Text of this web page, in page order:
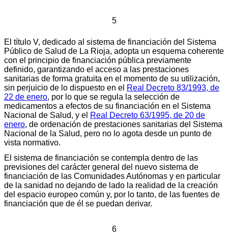
5
El título V, dedicado al sistema de financiación del Sistema
Público de Salud de La Rioja, adopta un esquema coherente
con el principio de financiación pública previamente
definido, garantizando el acceso a las prestaciones
sanitarias de forma gratuita en el momento de su utilización,
sin perjuicio de lo dispuesto en el Real Decreto 83/1993, de
22 de enero, por lo que se regula la selección de
medicamentos a efectos de su financiación en el Sistema
Nacional de Salud, y el Real Decreto 63/1995, de 20 de
enero, de ordenación de prestaciones sanitarias del Sistema
Nacional de la Salud, pero no lo agota desde un punto de
vista normativo.
El sistema de financiación se contempla dentro de las
previsiones del carácter general del nuevo sistema de
financiación de las Comunidades Autónomas y en particular
de la sanidad no dejando de lado la realidad de la creación
del espacio europeo común y, por lo tanto, de las fuentes de
financiación que de él se puedan derivar.
6